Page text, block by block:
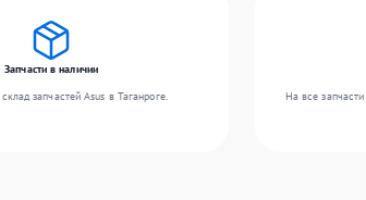
Запчасти в наличии
запчастей Asus в Таганроге.
На все